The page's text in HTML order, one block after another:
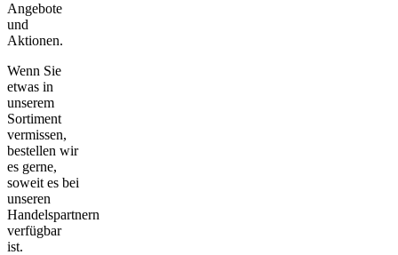
Angebote
und
Aktionen.
Wenn Sie
etwas in
unserem
Sortiment
vermissen,
bestellen wir
es gerne,
soweit es bei
unseren
Handelspartnern
verfügbar
ist.